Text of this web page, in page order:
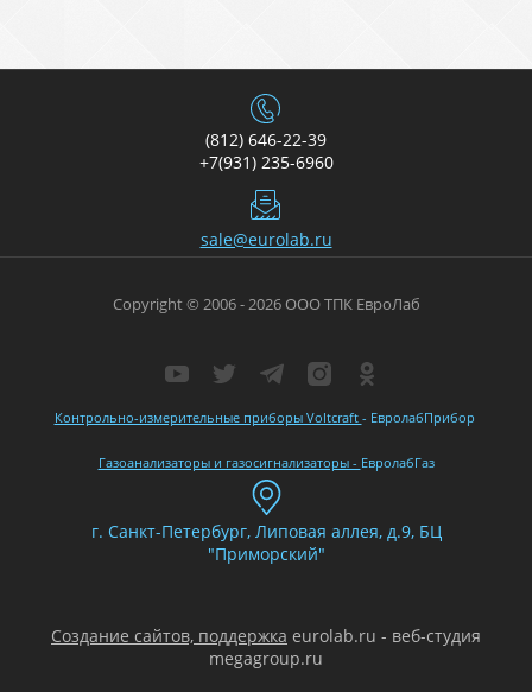
(812) 646-22-39
+7(931) 235-6960
sale@eurolab.ru
Контрольно-измерительные приборы Voltcraft - ЕвролабПрибор
Газоанализаторы и газосигнализаторы - ЕвролабГаз
г. Санкт-Петербург, Липовая аллея, д.9, БЦ
"Приморский"
Copyright © 2006 - 2026 ООО ТПК ЕвроЛаб
Создание сайтов, поддержка eurolab.ru - веб-студия
megagroup.ru